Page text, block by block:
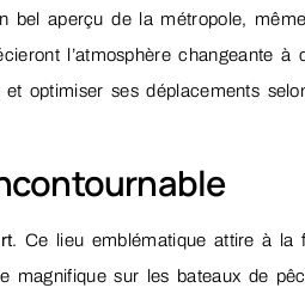
bel aperçu de la métropole,
l’atmosphère changeante à
et optimiser ses déplacements
. Ce lieu emblématique attire à la
magnifique sur les bateaux de